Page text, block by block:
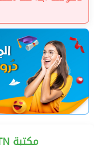
Librairie Devoir.TN مكتبة